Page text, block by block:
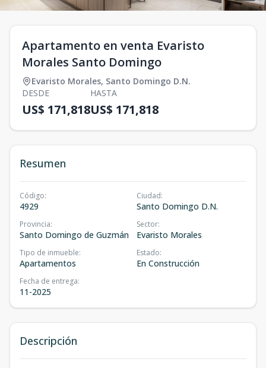
Apartamento en venta Evaristo
Morales Santo Domingo
Evaristo Morales, Santo Domingo D.N.
DESDE
US$ 171,818
HASTA
US$ 171,818
Resumen
Código:
4929
Ciudad:
Santo Domingo D.N.
Provincia:
Santo Domingo de Guzmán
Sector:
Evaristo Morales
Tipo de inmueble:
Apartamentos
Estado:
En Construcción
Fecha de entrega:
11-2025
Descripción